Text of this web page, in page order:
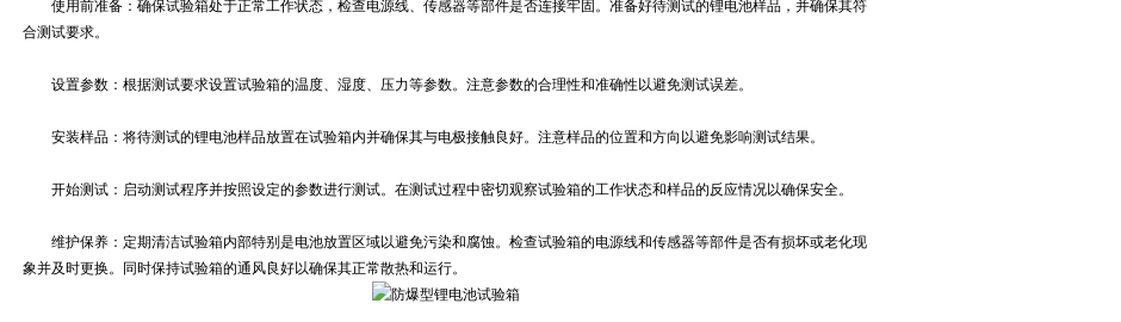
使用前准备：确保试验箱处于正常工作状态，检查电源线、传感器等部件是否连接牢固。准备好待测试的锂电池样品，并确保其符
合测试要求。
设置参数：根据测试要求设置试验箱的温度、湿度、压力等参数。注意参数的合理性和准确性以避免测试误差。
安装样品：将待测试的锂电池样品放置在试验箱内并确保其与电极接触良好。注意样品的位置和方向以避免影响测试结果。
开始测试：启动测试程序并按照设定的参数进行测试。在测试过程中密切观察试验箱的工作状态和样品的反应情况以确保安全。
维护保养：定期清洁试验箱内部特别是电池放置区域以避免污染和腐蚀。检查试验箱的电源线和传感器等部件是否有损坏或老化现
象并及时更换。同时保持试验箱的通风良好以确保其正常散热和运行。